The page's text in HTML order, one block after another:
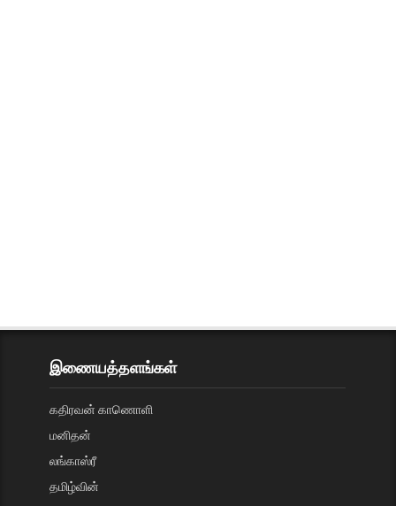
இணையத்தளங்கள்
கதிரவன் காணொளி
மனிதன்
லங்காஸ்ரீ
தமிழ்வின்